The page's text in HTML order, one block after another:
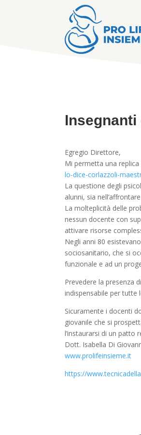
Egregio Direttore,
Mi permetta una
lo-dice-corlazzoli-
La questione degli
alunni, sia
La molteplicità delle
nessun docente con
attivare risorse
Negli anni 80
sociosanitario, che si
funzionale e ad un
Prevedere la presenza
indispensabile per tutte
Sicuramente i docenti
giovanile che si
l’instaurarsi di un patto
Dott. Isabella Di
www.prolifeinsieme.it
https://